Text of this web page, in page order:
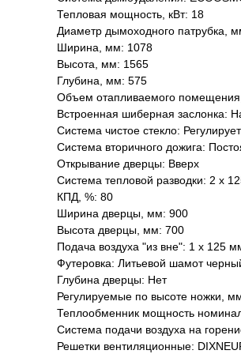
Тепловая мощность, кВт: 18
Диаметр дымоходного патрубка,
Ширина, мм: 1078
Высота, мм: 1565
Глубина, мм: 575
Объем отапливаемого
Встроенная шиберная заслонка:
Система чистое стекло:
Система вторичного дожига:
Открывание дверцы: Вверх
Система тепловой разводки: 2 х
КПД, %: 80
Ширина дверцы, мм: 900
Высота дверцы, мм: 700
Подача воздуха "из вне": 1 х 125
Футеровка: Литьевой шамот
Глубина дверцы: Нет
Регулируемые по высоте ножки,
Теплообменник мощность
Система подачи воздуха на
Решетки вентиляционные: